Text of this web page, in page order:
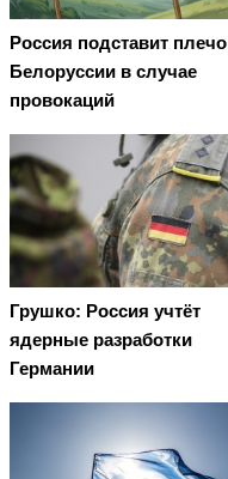
Россия подставит плечо
Белоруссии в случае
провокаций
Грушко: Россия учтёт
ядерные разработки
Германии